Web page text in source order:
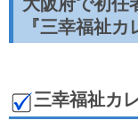
『三幸福祉カ
三幸福祉カ